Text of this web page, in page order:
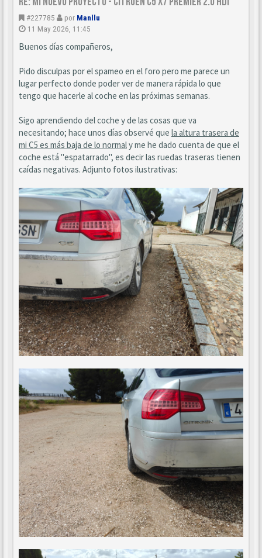
#227785 por Manllu
11 May 2026, 11:45
Buenos días compañeros,
Pido disculpas por el spameo en el foro pero me parece un
lugar perfecto donde poder ver de manera rápida lo que
tengo que hacerle al coche en las próximas semanas.
Sigo aprendiendo del coche y de las cosas que va
necesitando; hace unos días observé que la altura trasera de
mi C5 es más baja de lo normaly me he dado cuenta de que el
coche está "espatarrado", es decir las ruedas traseras tienen
caídas negativas. Adjunto fotos ilustrativas: